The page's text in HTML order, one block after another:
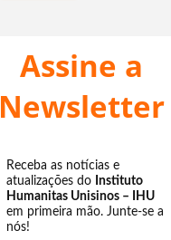
Assine a
Newsletter
Receba as notícias e
atualizações do Instituto
Humanitas Unisinos – IHU
em primeira mão. Junte-se a
nós!